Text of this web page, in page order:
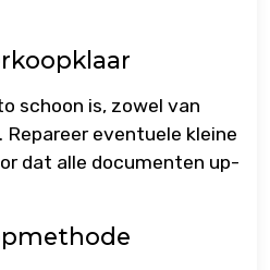
schoon is, zowel van
Repareer eventuele kleine
dat alle documenten up-